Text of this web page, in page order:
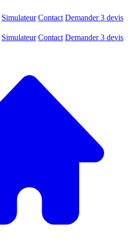
Simulateur Contact Demander 3 devis
Simulateur Contact Demander 3 devis